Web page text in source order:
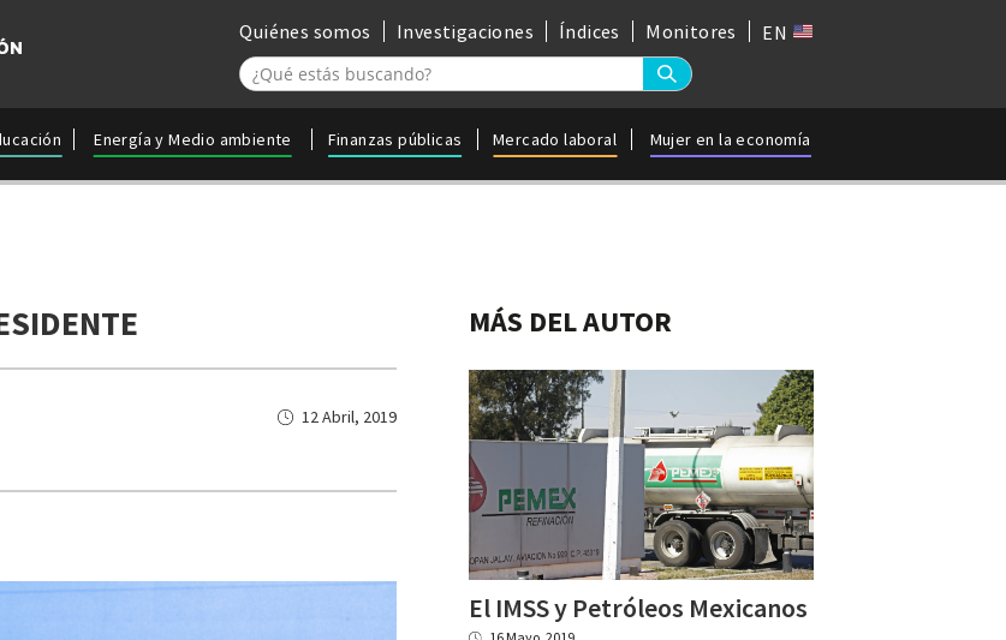
Quiénes somos Investigaciones Índices Monitores EN
Energía y Medio ambiente Finanzas públicas Mercado laboral Mujer en la economía
12 Abril, 2019
MÁS DEL AUTOR
El IMSSy Petróleos Mexicanos